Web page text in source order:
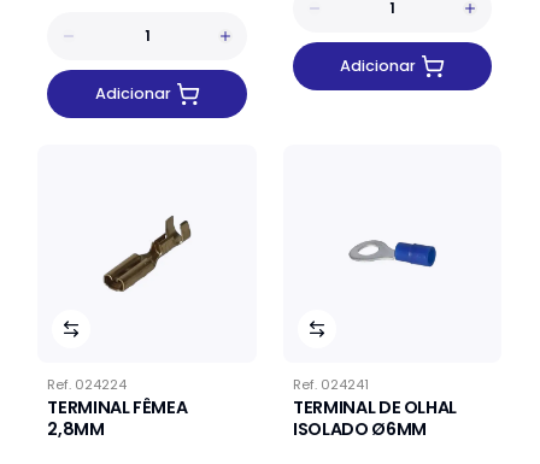
Adicionar
Adicionar
Ref. 024224
TERMINAL FÊMEA
2,8MM
Ref. 024241
TERMINAL DE OLHAL
ISOLADO Ø6MM